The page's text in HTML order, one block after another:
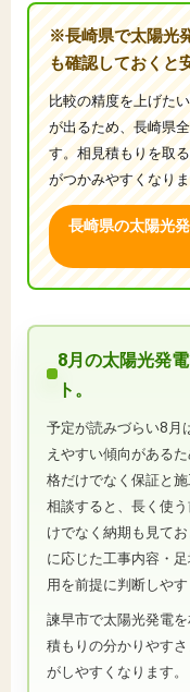
※長崎県で太陽光
も確認しておくと
比較の精度を上げた
が出るため、長崎県
す。相見積もりを取
がつかみやすくなり
長崎県の太陽光
8月の太陽光発
ト。
予定が読みづらい8月
えやすい傾向がある
格だけでなく保証と
相談すると、長く使
けでなく納期も見て
に応じた工事内容・
用を前提に判断しやす
諫早市で太陽光発電
積もりの分かりやす
がしやすくなります。